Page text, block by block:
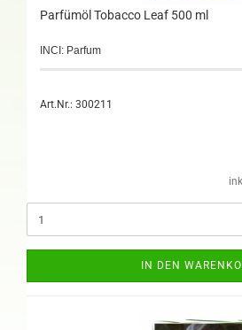
Parfümöl Tobacco Leaf 500 ml
INCI: Parfum
Art.Nr.: 300211
IN DEN